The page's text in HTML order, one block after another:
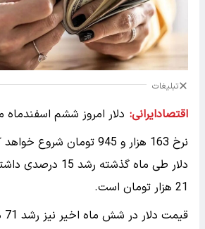
تبلیغات
اقتصادایرانی: دلار امروز ششم اسفندماه
نرخ 163 هزار و 945 تومان شروع خواهد کرد.
دلار طی ماه گذشته
21 هزار تومان است.